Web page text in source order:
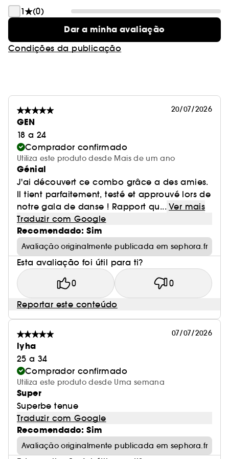
1
(0)
Dar a minha avaliação
Condições da publicação
20/07/2026
GEN
18 a 24
Comprador confirmado
Utiliza este produto desde Mais de um ano
Génial
J'ai découvert ce combo grâce a des amies.
Il tient parfaitement, testé et approuvé lors de
notre gala de danse ! Rapport qu... Ver mais
Traduzir com Google
Recomendado: Sim
Avaliação originalmente publicada em sephora.fr
Esta avaliação foi útil para ti?
0 0
Reportar este conteúdo
07/07/2026
lyha
25 a 34
Comprador confirmado
Utiliza este produto desde Uma semana
Super
Superbe tenue
Traduzir com Google
Recomendado: Sim
Avaliação originalmente publicada em sephora.fr